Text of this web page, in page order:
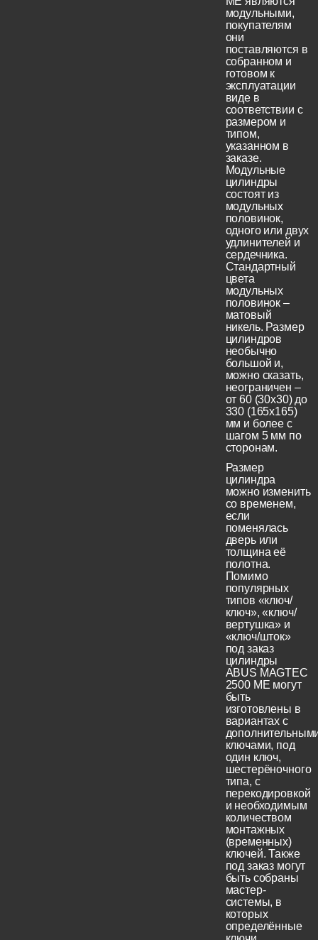
модульными,
покупателям
они
поставляются в
собранном и
готовом к
эксплуатации
виде в
соответствии с
размером и
типом,
указанном в
заказе.
Модульные
цилиндры
состоят из
модульных
половинок,
одного или двух
удлинителей и
сердечника.
Стандартный
цвета
модульных
половинок –
матовый
никель. Размер
цилиндров
необычно
большой и,
можно сказать,
неограничен –
от 60 (30x30) до
330 (165х165)
мм и более с
шагом 5 мм по
сторонам.
Размер
цилиндра
можно изменить
со временем,
если
поменялась
дверь или
толщина её
полотна.
Помимо
популярных
типов «ключ/
ключ», «ключ/
вертушка» и
«ключ/шток»
под заказ
цилиндры
ABUS MAGTEC
2500 ME могут
быть
изготовлены в
вариантах с
ключами, под
один ключ,
шестерёночного
типа, с
перекодировкой
и необходимым
количеством
монтажных
(временных)
ключей. Также
под заказ могут
быть собраны
мастер-
системы, в
которых
определённые